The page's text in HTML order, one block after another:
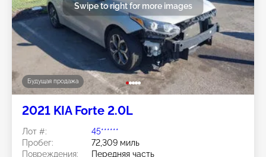
Будущая продажа
Swipe to right for more images
2021 KIA Forte 2.0L
Лот #:
45******
Пробег:
72,309 миль
Повреждения:
Передняя часть